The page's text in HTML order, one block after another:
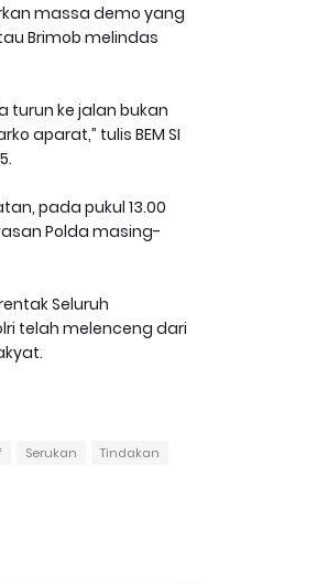
massa demo yang
Brimob melindas
turun ke jalan bukan
aparat,” tulis BEM SI
pada pukul 13.00
Polda masing-
Seluruh
telah melenceng dari
Serukan Tindakan